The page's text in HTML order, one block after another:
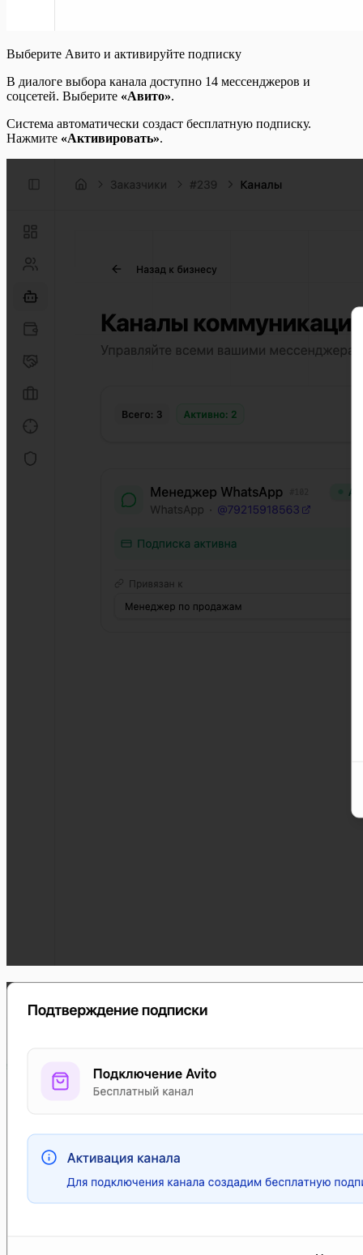
Выберите Авито и активируйте подписку
В диалоге выбора канала доступно 14 мессенджеров и
соцсетей. Выберите «Авито».
Система автоматически создаст бесплатную подписку.
Нажмите «Активировать».